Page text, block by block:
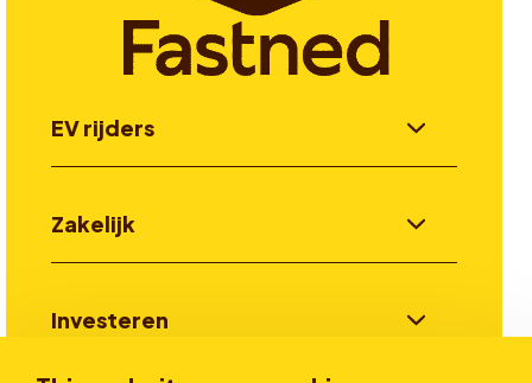
EV rijders
Zakelijk
Investeren